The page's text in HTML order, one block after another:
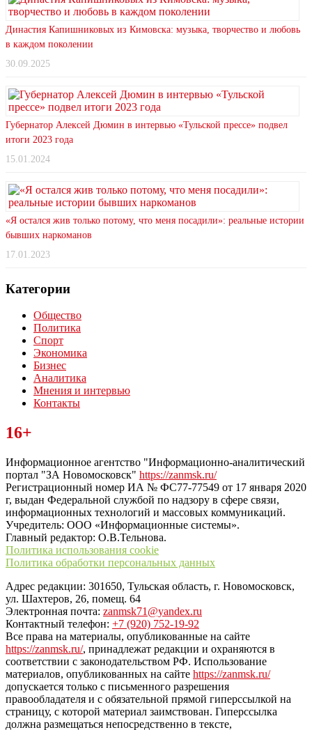
Династия Капишниковых из Кимовска: музыка, творчество и любовь
в каждом поколении
30.09.2025
Губернатор Алексей Дюмин в интервью «Тульской прессе» подвел
итоги 2023 года
15.01.2024
«Я остался жив только потому, что меня посадили»: реальные истории
бывших наркоманов
17.01.2023
Категории
Общество
Политика
Спорт
Экономика
Бизнес
Аналитика
Мнения и интервью
Контакты
Читайте последние новости дня в Тульской области на сайте
“ЗаНовомосковск”
16+
Информационное агентство "Информационно-аналитический
портал "ЗА Новомосковск" https://zanmsk.ru/
Регистрационный номер ИА № ФС77-77549 от 17 января 2020
г, выдан Федеральной службой по надзору в сфере связи,
информационных технологий и массовых коммуникаций.
Учредитель: ООО «Информационные системы».
Главный редактор: О.В.Тельнова.
Политика использования cookie
Политика обработки персональных данных
Адрес редакции: 301650, Тульская область, г. Новомосковск,
ул. Шахтеров, 26, помещ. 64
Электронная почта: zanmsk71@yandex.ru
Контактный телефон: +7 (920) 752-19-92
Все права на материалы, опубликованные на сайте
https://zanmsk.ru/, принадлежат редакции и охраняются в
соответствии с законодательством РФ. Использование
материалов, опубликованных на сайте https://zanmsk.ru/
допускается только с письменного разрешения
правообладателя и с обязательной прямой гиперссылкой на
страницу, с которой материал заимствован. Гиперссылка
должна размещаться непосредственно в тексте,